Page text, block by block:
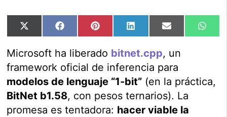
Compartir
en
X
Compartir
en
FacebookCompartir
en
PinterestCompartir
en
LinkedInCompartir
en
Email
en
Microsoft ha liberado bitnet.cpp, un
framework oficial de inferencia para
modelos de lenguaje “1-bit” (en la práctica,
BitNet b1.58, con pesos ternarios). La
promesa es tentadora: hacer viable la